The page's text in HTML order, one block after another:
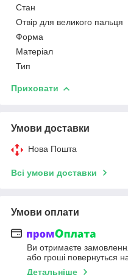
Стан
Отвір для великого пальця
Форма
Матеріал
Тип
Приховати
Умови доставки
Нова Пошта
Всі умови доставки
Умови оплати
Ви отримаєте
або гроші повернуться
Детальніше